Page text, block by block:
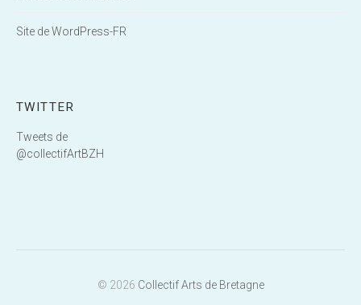
Site de WordPress-FR
TWITTER
Tweets de
@collectifArtBZH
© 2026 Collectif Arts de Bretagne